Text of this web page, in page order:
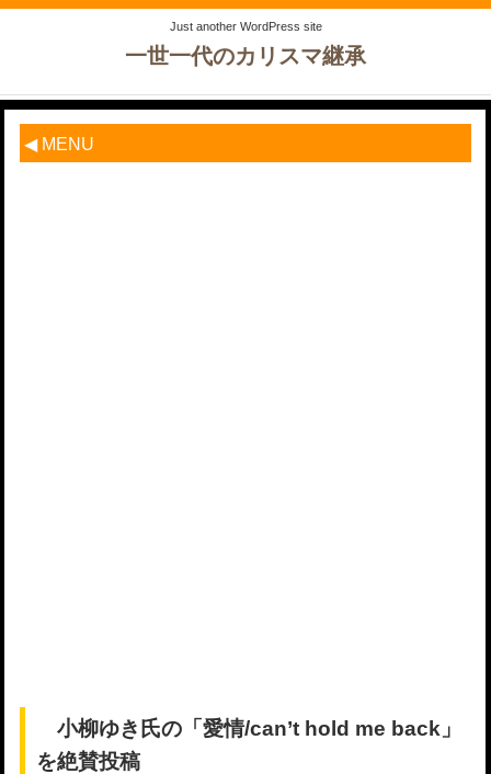
Just another WordPress site
一世一代のカリスマ継承
◀ MENU
小柳ゆき氏の「愛情/can’t hold me back」
を絶賛投稿